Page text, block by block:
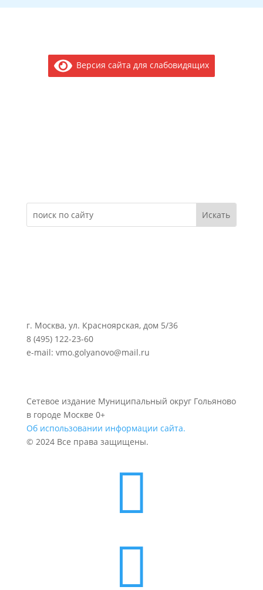
Версия сайта для слабовидящих
г. Москва, ул. Красноярская, дом 5/36
8 (495) 122-23-60
e-mail: vmo.golyanovo@mail.ru
Сетевое издание Муниципальный округ Гольяново
в городе Москве 0+
Об использовании информации сайта.
© 2024 Все права защищены.

